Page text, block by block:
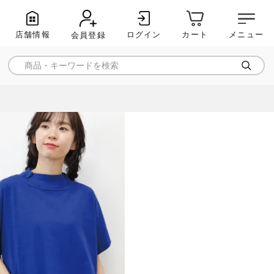
店舗情報 会員登録 ログイン カート メニュー